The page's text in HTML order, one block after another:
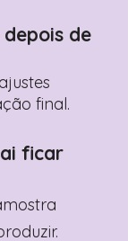
de
final.
ficar